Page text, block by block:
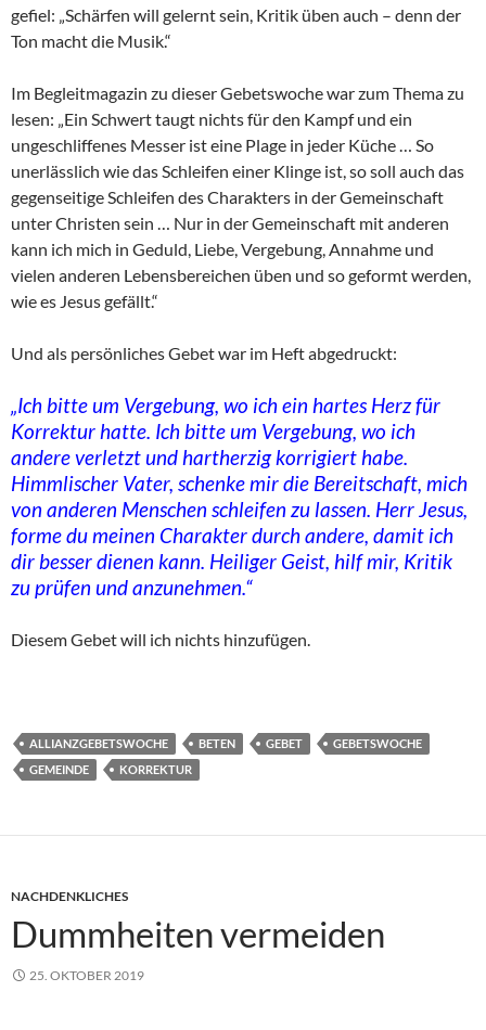
gefiel: „Schärfen will gelernt sein, Kritik üben auch – denn der
Ton macht die Musik.“
Im Begleitmagazin zu dieser Gebetswoche war zum Thema zu
lesen: „Ein Schwert taugt nichts für den Kampf und ein
ungeschliffenes Messer ist eine Plage in jeder Küche … So
unerlässlich wie das Schleifen einer Klinge ist, so soll auch das
gegenseitige Schleifen des Charakters in der Gemeinschaft
unter Christen sein … Nur in der Gemeinschaft mit anderen
kann ich mich in Geduld, Liebe, Vergebung, Annahme und
vielen anderen Lebensbereichen üben und so geformt werden,
wie es Jesus gefällt.“
Und als persönliches Gebet war im Heft abgedruckt:
„Ich bitte um Vergebung, wo ich ein hartes Herz für
Korrektur hatte. Ich bitte um Vergebung, wo ich
andere verletzt und hartherzig korrigiert habe.
Himmlischer Vater, schenke mir die Bereitschaft, mich
von anderen Menschen schleifen zu lassen. Herr Jesus,
forme du meinen Charakter durch andere, damit ich
dir besser dienen kann. Heiliger Geist, hilf mir, Kritik
zu prüfen und anzunehmen.“
Diesem Gebet will ich nichts hinzufügen.
ALLIANZGEBETSWOCHE BETEN GEBET
GEBETSWOCHE
GEMEINDE
KORREKTUR
NACHDENKLICHES
Dummheiten vermeiden
25. OKTOBER 2019